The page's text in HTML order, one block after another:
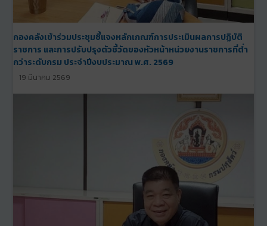
กองคลังเข้าร่วมประชุมชี้แจงหลักเกณฑ์การประเมินผลการปฏิบัติ
ราชการ และการปรับปรุงตัวชี้วัดของหัวหน้าหน่วยงานราชการที่ต่ำ
กว่าระดับกรม ประจำปีงบประมาณ พ.ศ. 2569
19 มีนาคม 2569